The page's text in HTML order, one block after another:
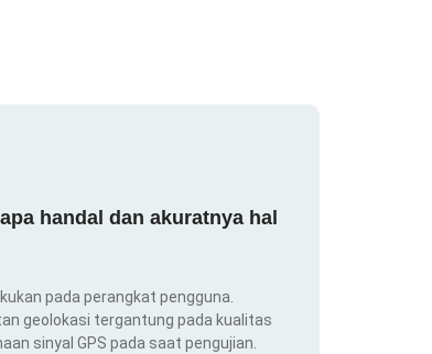
handal dan akuratnya hal
pada perangkat pengguna.
geolokasi tergantung pada kualitas
sinyal GPS pada saat pengujian.